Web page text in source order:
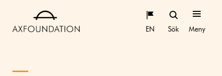
EN Sök Meny